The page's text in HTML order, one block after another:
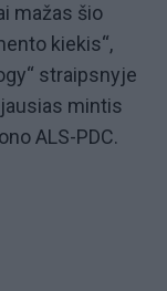
mažas šio
kiekis“,
straipsnyje
mintis
ALS-PDC.